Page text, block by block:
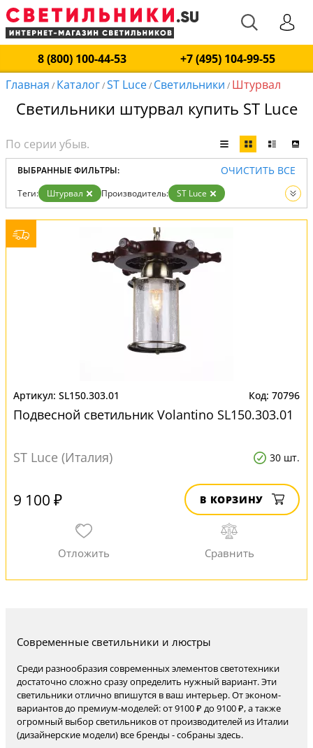
8 (800) 100-44-53
+7 (495) 104-99-55
Главная / Каталог/ST Luce/ Светильники / Штурвал
Светильники штурвал купить ST Luce
ВЫБРАННЫЕ ФИЛЬТРЫ: ОЧИСТИТЬ ВСЕ
Теги: Штурвал Производитель:
ST Luce
Вид:
Светильники
SL150.303.01 70796
Подвесной светильник Volantino SL150.303.01
ST Luce (Италия) 30 шт.
9 100 ₽ В КОРЗИНУ
Современные светильники и люстры
Среди разнообразия современных элементов светотехники
достаточно сложно сразу определить нужный вариант. Эти
светильники отлично впишутся в ваш интерьер. От эконом-
вариантов до премиум-моделей: от 9100 ₽ до 9100 ₽, а также
огромный выбор светильников от производителей из Италии
(дизайнерские модели) все бренды - собраны здесь.